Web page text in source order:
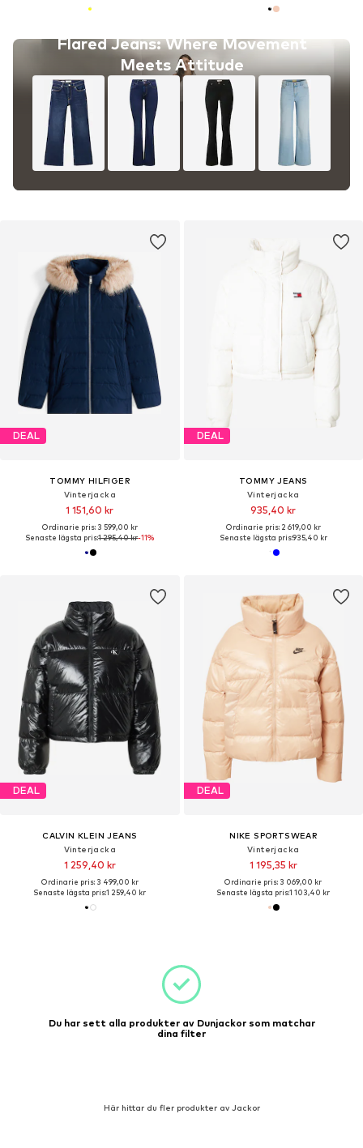
Flared Jeans: Where Movement
Meets Attitude
DEAL
TOMMY HILFIGER
Vinterjacka
1 151,60 kr
Ordinarie pris: 3 599,00 kr
Senaste lägsta pris:1 295,40 kr-11%
DEAL
TOMMY JEANS
Vinterjacka
935,40 kr
Ordinarie pris: 2 619,00 kr
Senaste lägsta pris:935,40 kr
DEAL
CALVIN KLEIN JEANS
Vinterjacka
1 259,40 kr
Ordinarie pris: 3 499,00 kr
Senaste lägsta pris:1 259,40 kr
DEAL
NIKE SPORTSWEAR
Vinterjacka
1 195,35 kr
Ordinarie pris: 3 069,00 kr
Senaste lägsta pris:1 103,40 kr
Du har sett alla produkter av Dunjackor som matchar
dina filter
Här hittar du fler produkter av Jackor